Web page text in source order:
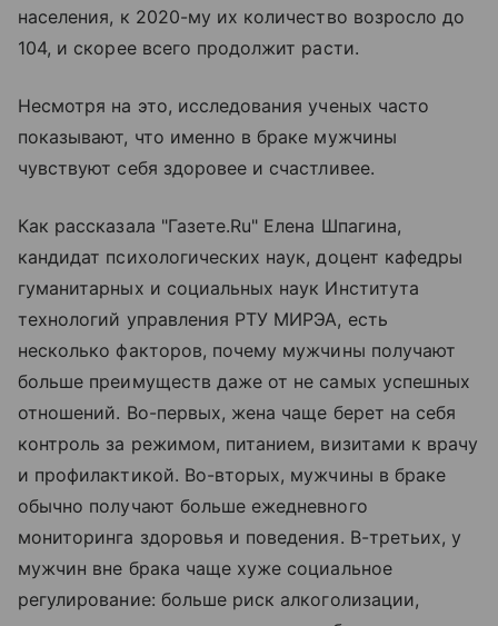
населения, к 2020-му их количество возросло до
104, и скорее всего продолжит расти.
Несмотря на это, исследования ученых часто
показывают, что именно в браке мужчины
чувствуют себя здоровее и счастливее.
Как рассказала "Газете.Ru" Елена Шпагина,
кандидат психологических наук, доцент кафедры
гуманитарных и социальных наук Института
технологий управления РТУ МИРЭА, есть
несколько факторов, почему мужчины получают
больше преимуществ даже от не самых успешных
отношений. Во-первых, жена чаще берет на себя
контроль за режимом, питанием, визитами к врачу
и профилактикой. Во-вторых, мужчины в браке
обычно получают больше ежедневного
мониторинга здоровья и поведения. В-третьих, у
мужчин вне брака чаще хуже социальное
регулирование: больше риск алкоголизации,